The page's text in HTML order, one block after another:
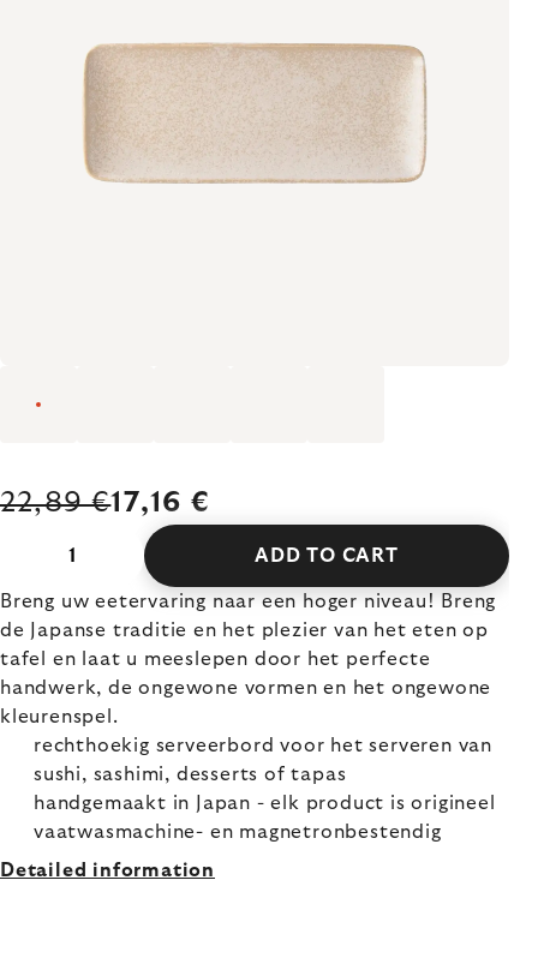
22,89 €17,16 €
ADD TO CART
Breng uw eetervaring naar een hoger niveau! Breng
de Japanse traditie en het plezier van het eten op
tafel en laat u meeslepen door het perfecte
handwerk, de ongewone vormen en het ongewone
kleurenspel.
rechthoekig serveerbord voor het serveren van
sushi, sashimi, desserts of tapas
handgemaakt in Japan - elk product is origineel
vaatwasmachine- en magnetronbestendig
Detailed information